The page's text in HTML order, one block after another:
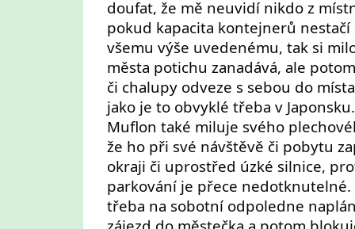
doufat, že mě neuvidí nikdo z
pokud kapacita kontejnerů
všemu výše uvedenému, tak si
města potichu zanadává, ale
či chalupy odveze s sebou do
jako je to obvyklé třeba v Japonsku.
Muflon také miluje svého
že ho při své návštěvě či pobytu
okraji či uprostřed úzké silnice,
parkování je přece
třeba na sobotní odpoledne
zájezd do městečka a potom